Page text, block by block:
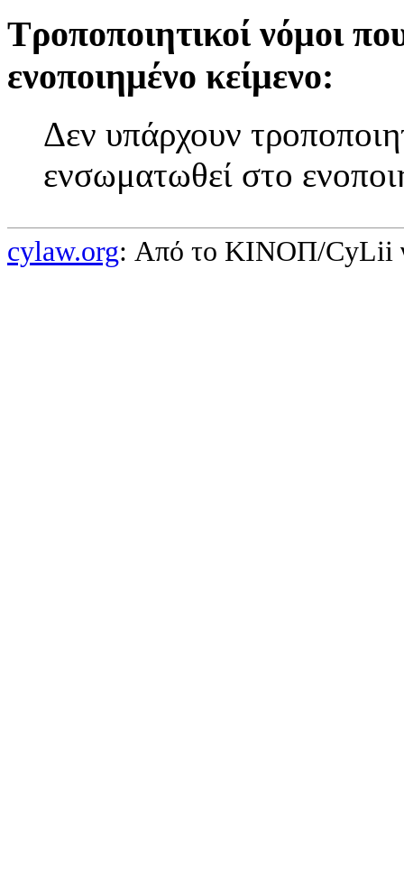
Τροποποιητικοί νόμοι
ενοποιημένο κείμενο:
Δεν υπάρχουν
ενσωματωθεί στο
cylaw.org: Από το ΚΙΝOΠ/CyLii